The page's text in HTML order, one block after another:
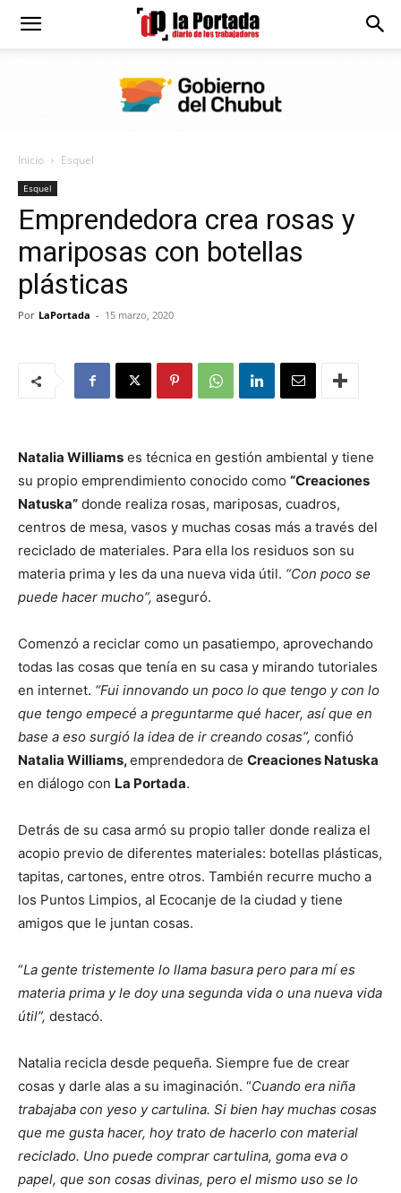
Diario
Portada
Inicio Esquel
Esquel
Emprendedora crea rosas y
mariposas con botellas
plásticas
Por LaPortada - 15 marzo, 2020
Natalia Williams es técnica en gestión ambiental y tiene
su propio emprendimiento conocido como “Creaciones
Natuska” donde realiza rosas, mariposas, cuadros,
centros de mesa, vasos y muchas cosas más a través del
reciclado de materiales. Para ella los residuos son su
materia prima y les da una nueva vida útil. “Con poco se
puede hacer mucho”, aseguró.
Comenzó a reciclar como un pasatiempo, aprovechando
todas las cosas que tenía en su casa y mirando tutoriales
en internet. “Fui innovando un poco lo que tengo y con lo
que tengo empecé a preguntarme qué hacer, así que en
base a eso surgió la idea de ir creando cosas”, confió
Natalia Williams,emprendedora de Creaciones Natuska
en diálogo con La Portada.
Detrás de su casa armó su propio taller donde realiza el
acopio previo de diferentes materiales: botellas plásticas,
tapitas, cartones, entre otros. También recurre mucho a
los Puntos Limpios, al Ecocanje de la ciudad y tiene
amigos que le juntan cosas.
“La gente tristemente lo llama basura pero para mí es
materia prima y le doy una segunda vida o una nueva vida
útil”, destacó.
Natalia recicla desde pequeña. Siempre fue de crear
cosas y darle alas a su imaginación. “Cuando era niña
trabajaba con yeso y cartulina. Si bien hay muchas cosas
que me gusta hacer, hoy trato de hacerlo con material
reciclado. Uno puede comprar cartulina, goma eva o
papel, que son cosas divinas, pero el mismo uso se lo